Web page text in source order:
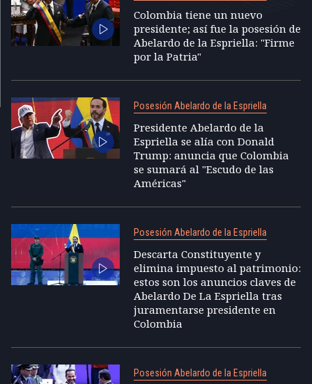
Colombia tiene un nuevo
presidente; así fue la posesión de
Abelardo de la Espriella: "Firme
por la Patria"
Posesión Abelardo de la Espriella
Presidente Abelardo de la
Espriella se alía con Donald
Trump: anuncia que Colombia
se sumará al "Escudo de las
Américas"
Posesión Abelardo de la Espriella
Descarta Constituyente y
elimina impuesto al patrimonio:
estos son los anuncios claves de
Abelardo De La Espriella tras
juramentarse presidente en
Colombia
Posesión Abelardo de la Espriella